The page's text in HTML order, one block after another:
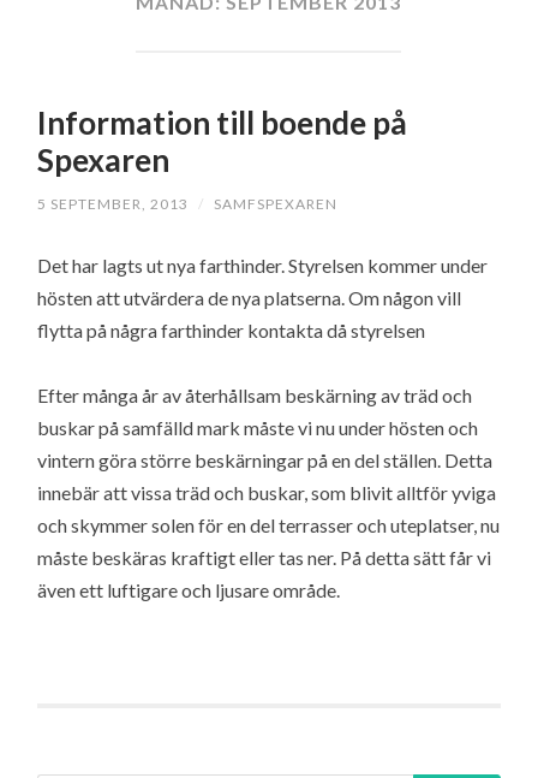
Information till boende på
Spexaren
5 SEPTEMBER, 2013 / SAMFSPEXAREN
Det har lagts ut nya farthinder. Styrelsen kommer under
hösten att utvärdera de nya platserna. Om någon vill
flytta på några farthinder kontakta då styrelsen
Efter många år av återhållsam beskärning av träd och
buskar på samfälld mark måste vi nu under hösten och
vintern göra större beskärningar på en del ställen. Detta
innebär att vissa träd och buskar, som blivit alltför yviga
och skymmer solen för en del terrasser och uteplatser, nu
måste beskäras kraftigt eller tas ner. På detta sätt får vi
även ett luftigare och ljusare område.